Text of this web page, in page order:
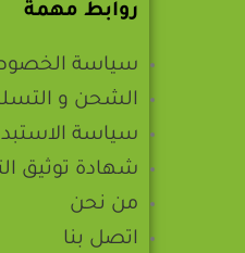
روابط مهمة
سياسة
الشحن و
سياسة
شهادة توثيق
من نحن
اتصل بنا